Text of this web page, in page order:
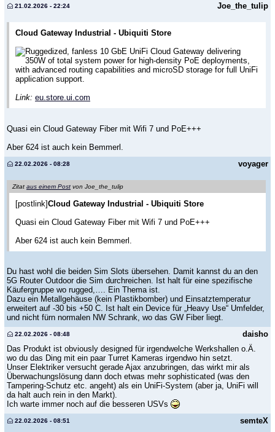
Joe_the_tulip
21.02.2026 - 22:24
Cloud Gateway Industrial - Ubiquiti Store
Ruggedized, fanless 10 GbE UniFi Cloud Gateway delivering
350W of total system power for high-density PoE deployments,
with advanced routing capabilities and microSD storage for full UniFi
application support.
Link: eu.store.ui.com
Quasi ein Cloud Gateway Fiber mit Wifi 7 und PoE+++
Aber 624 ist auch kein Bemmerl.
voyager
22.02.2026 - 08:28
Zitat aus einem Post von Joe_the_tulip
[postlink]Cloud Gateway Industrial - Ubiquiti Store
Quasi ein Cloud Gateway Fiber mit Wifi 7 und PoE+++
Aber 624 ist auch kein Bemmerl.
Du hast wohl die beiden Sim Slots übersehen. Damit kannst du an den
5G Router Outdoor die Sim durchreichen. Ist halt für eine spezifische
Käufergruppe wo rugged,…. Ein Thema ist.
Dazu ein Metallgehäuse (kein Plastikbomber) und Einsatztemperatur
erweitert auf -30 bis +50 C. Ist halt ein Device für „Heavy Use“ Umfelder,
und nicht fürn normalen NW Schrank, wo das GW Fiber liegt.
daisho
22.02.2026 - 08:48
Das Produkt ist obviously designed für irgendwelche Werkshallen o.Ä.
wo du das Ding mit ein paar Turret Kameras irgendwo hin setzt.
Unser Elektriker versucht gerade Ajax anzubringen, das wirkt mir als
Überwachungslösung dann doch etwas mehr sophisticated (was den
Tampering-Schutz etc. angeht) als ein UniFi-System (aber ja, UniFi will
da halt auch rein in den Markt).
Ich warte immer noch auf die besseren USVs
semteX
22.02.2026 - 08:51